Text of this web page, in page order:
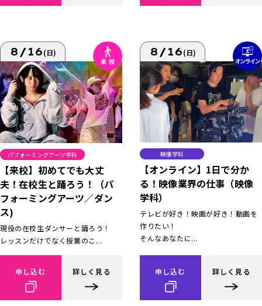
8/16(日)
パフォーミングアーツ学科
【来校】初めてでも大丈
夫！在校生と踊ろう！（パ
フォーミングアーツ／ダン
ス)
現役の在校生ダンサーと踊ろう！
レッスンだけでなく授業のこ...
申し込む 詳しく見る
8/16(日)
映像学科
【オンライン】1日で分か
る！映像業界の仕事（映像
学科）
テレビが好き！映画が好き！動画を
作りたい！
そんなあなたに...
申し込む 詳しく見る